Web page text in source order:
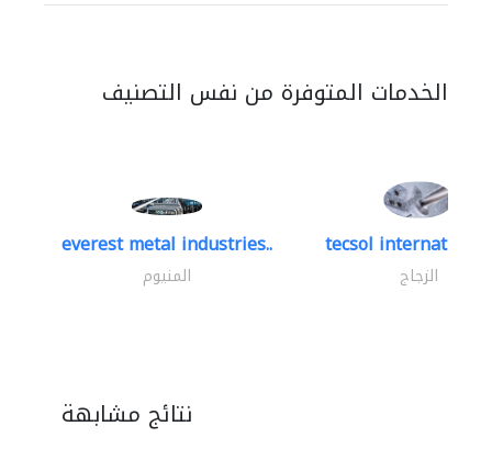
الخدمات المتوفرة من نفس التصنيف
everest metal industries..
المنيوم
tecsol
الزجاج
نتائج مشابهة